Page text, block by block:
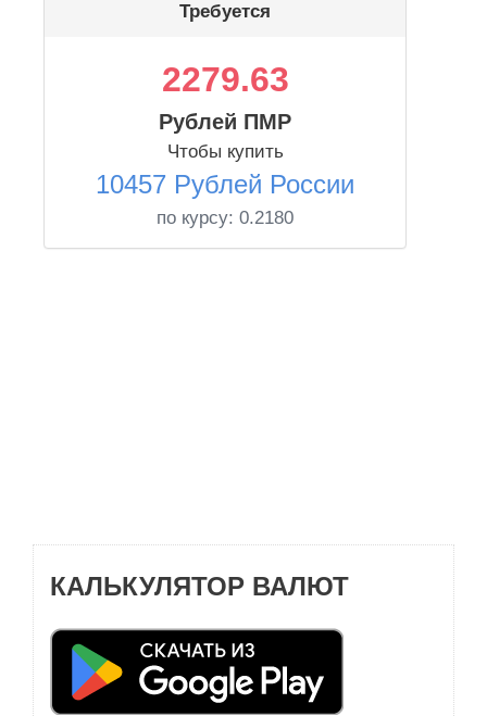
Требуется
2279.63
Рублей ПМР
Чтобы купить
10457 Рублей России
по курсу: 0.2180
КАЛЬКУЛЯТОР ВАЛЮТ